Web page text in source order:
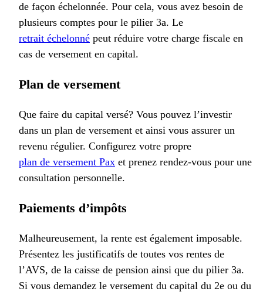
de façon échelonnée. Pour cela, vous avez besoin de
plusieurs comptes pour le pilier 3a. Le
retrait échelonné peut réduire votre charge fiscale en
cas de versement en capital.
Plan de versement
Que faire du capital versé? Vous pouvez l’investir
dans un plan de versement et ainsi vous assurer un
revenu régulier. Configurez votre propre
plan de versement Pax et prenez rendez-vous pour une
consultation personnelle.
Paiements d’impôts
Malheureusement, la rente est également imposable.
Présentez les justificatifs de toutes vos rentes de
l’AVS, de la caisse de pension ainsi que du pilier 3a.
Si vous demandez le versement du capital du 2e ou du